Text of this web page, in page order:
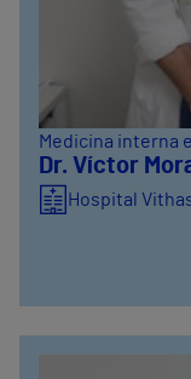
Medicina interna
Dr. Víctor
Hospital